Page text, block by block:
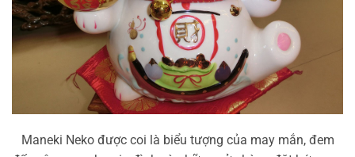
Maneki Neko được coi là biểu tượng của may mắn, đem